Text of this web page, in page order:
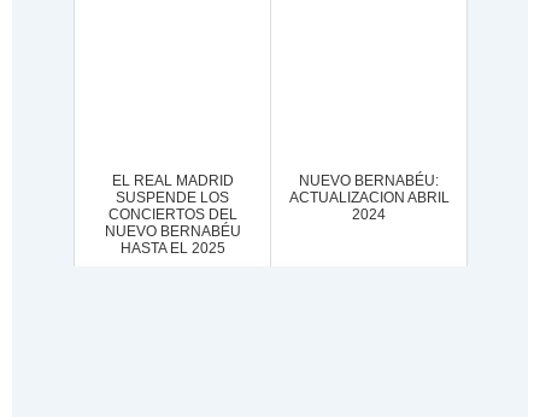
EL REAL MADRID
SUSPENDE LOS
CONCIERTOS DEL
NUEVO BERNABÉU
HASTA EL 2025
NUEVO BERNABÉU:
ACTUALIZACION ABRIL
2024